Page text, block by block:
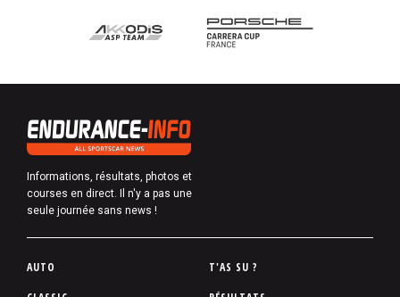
Informations, résultats, photos et
courses en direct. Il n'y a pas une
seule journée sans news !
P
AUTO
T'AS SU ?